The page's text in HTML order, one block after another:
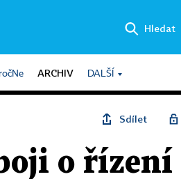
Hledat
ARCHIV DALŠÍ
Sdílet
o řízení